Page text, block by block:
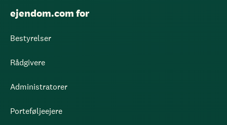
ejendom.com for
Bestyrelser
Rådgivere
Administratorer
Porteføljeejere